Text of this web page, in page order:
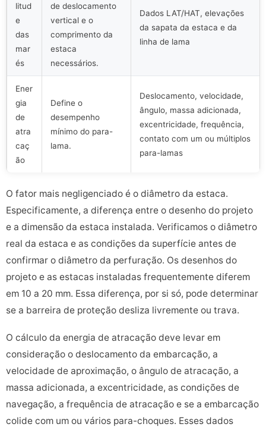
litud
e
das
mar
és
de deslocamento
vertical e o
comprimento da
estaca
necessários.
Dados LAT/HAT, elevações
da sapata da estaca e da
linha de lama
Ener
gia
de
atra
caç
ão
Define o
desempenho
mínimo do para-
lama.
Deslocamento, velocidade,
ângulo, massa adicionada,
excentricidade, frequência,
contato com um ou múltiplos
para-lamas
O fator mais negligenciado é o diâmetro da estaca.
Especificamente, a diferença entre o desenho do projeto
e a dimensão da estaca instalada. Verificamos o diâmetro
real da estaca e as condições da superfície antes de
confirmar o diâmetro da perfuração. Os desenhos do
projeto e as estacas instaladas frequentemente diferem
em 10 a 20 mm. Essa diferença, por si só, pode determinar
se a barreira de proteção desliza livremente ou trava.
O cálculo da energia de atracação deve levar em
consideração o deslocamento da embarcação, a
velocidade de aproximação, o ângulo de atracação, a
massa adicionada, a excentricidade, as condições de
navegação, a frequência de atracação e se a embarcação
colide com um ou vários para-choques. Esses dados